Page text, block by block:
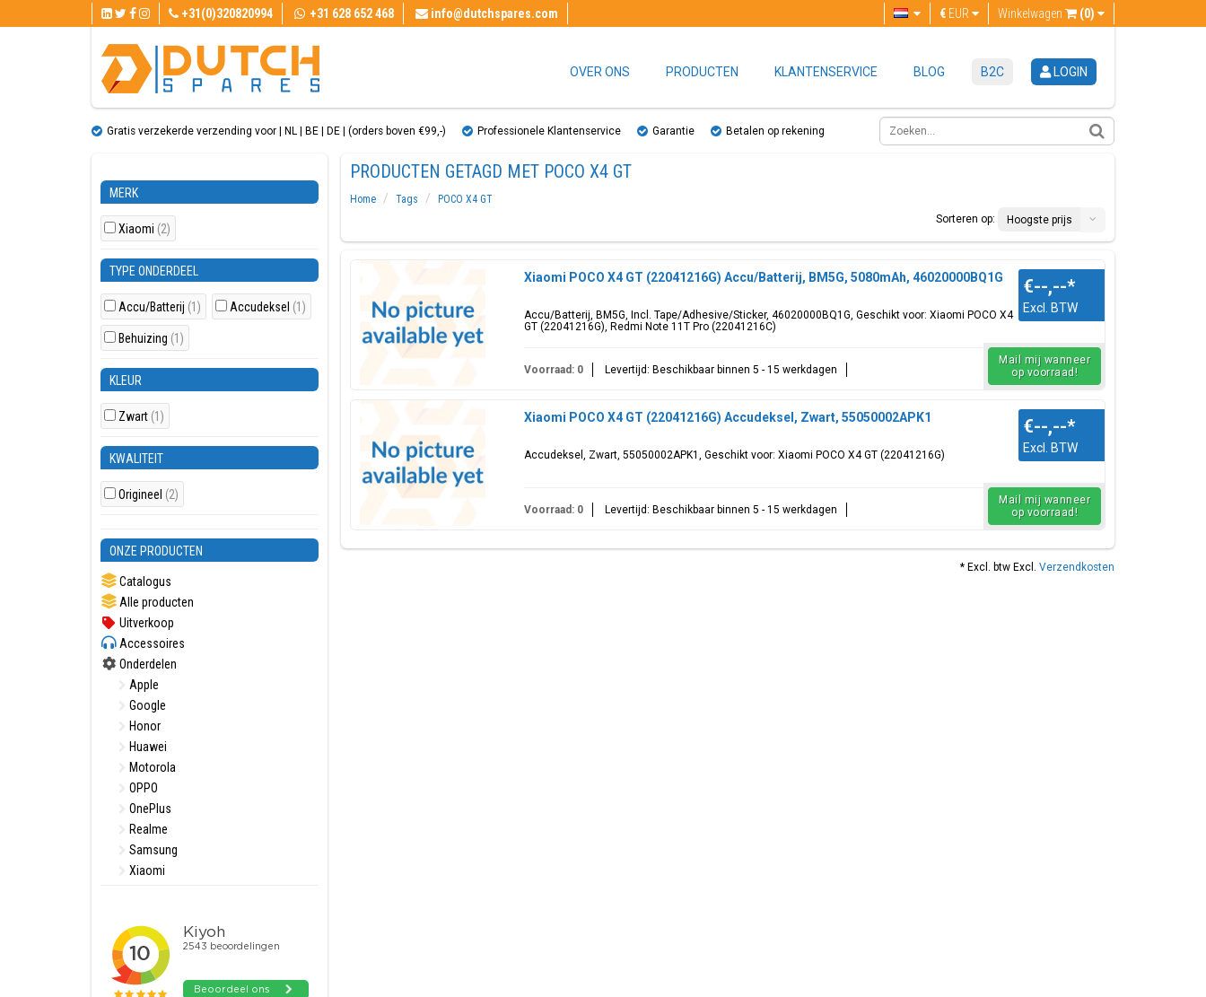
+31(0)320820994 +31 628 652 468 info@dutchspares.com Winkelwagen (0)
€ EUR
OVER ONS PRODUCTEN KLANTENSERVICE BLOG B2C LOGIN
Gratis verzekerde verzending voor | NL | BE | DE | (orders boven €99,-) Professionele Klantenservice Garantie Betalen op rekening
MERK
Xiaomi (2)
TYPE ONDERDEEL
Accu/Batterij (1) Accudeksel (1)
Behuizing (1)
KLEUR
Zwart (1)
KWALITEIT
Origineel (2)
ONZE PRODUCTEN
Catalogus
Alle producten
Uitverkoop
Accessoires
Onderdelen
Apple
Google
Honor
Huawei
Motorola
OPPO
OnePlus
Realme
Samsung
Xiaomi
PRODUCTEN GETAGD MET POCO X4 GT
Home Tags
POCO X4 GT
Sorteren op:
Hoogste prijs
Xiaomi POCO X4 GT (22041216G) Accu/Batterij, BM5G, 5080mAh, 46020000BQ1G
Accu/Batterij, BM5G, Incl. Tape/Adhesive/Sticker, 46020000BQ1G, Geschikt voor: Xiaomi POCO X4
GT (22041216G), Redmi Note 11T Pro (22041216C)
€--,--*
Excl. BTW
Voorraad: 0 Levertijd: Beschikbaar binnen 5 - 15 werkdagen
Mail mij wanneer
op voorraad!
Xiaomi POCO X4 GT (22041216G) Accudeksel, Zwart, 55050002APK1
Accudeksel, Zwart, 55050002APK1, Geschikt voor: Xiaomi POCO X4 GT (22041216G)
€--,--*
Excl. BTW
Voorraad: 0 Levertijd: Beschikbaar binnen 5 - 15 werkdagen
Mail mij wanneer
op voorraad!
* Excl. btw Excl. Verzendkosten